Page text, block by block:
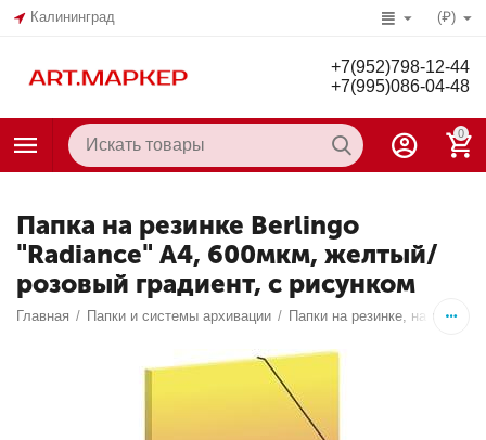
Калининград (₽)
+7(952)798-12-44
+7(995)086-04-48
0
Папка на резинке Berlingo
"Radiance" А4, 600мкм, желтый/
розовый градиент, с рисунком
Главная / Папки и системы архивации / Папки на резинке, на